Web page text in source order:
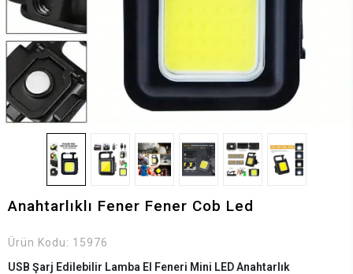
Anahtarlıklı Fener Fener Cob Led
Ürün Kodu: 15976
USB Şarj Edilebilir Lamba El Feneri Mini LED Anahtarlık